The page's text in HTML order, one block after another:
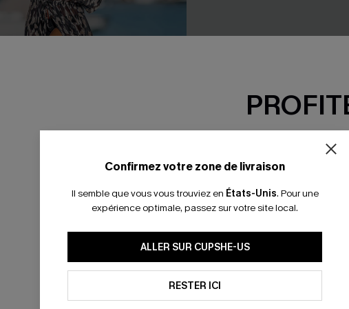
taille moyenne
32,00 €
Confirmez votre zone de livraison
Il semble que vous vous trouviez en États-Unis. Pour une
expérience optimale, passez sur votre site local.
ALLER SUR CUPSHE-US
RESTER ICI
-15% dès 2
*Un code par
En soumettant votre adresse
mails marketing (y compris
reconnaissez avoir pris
pouvons utiliser les données
technologies de suivi, telles
savoir si ceux-ci ont été
personnaliser nos contenus